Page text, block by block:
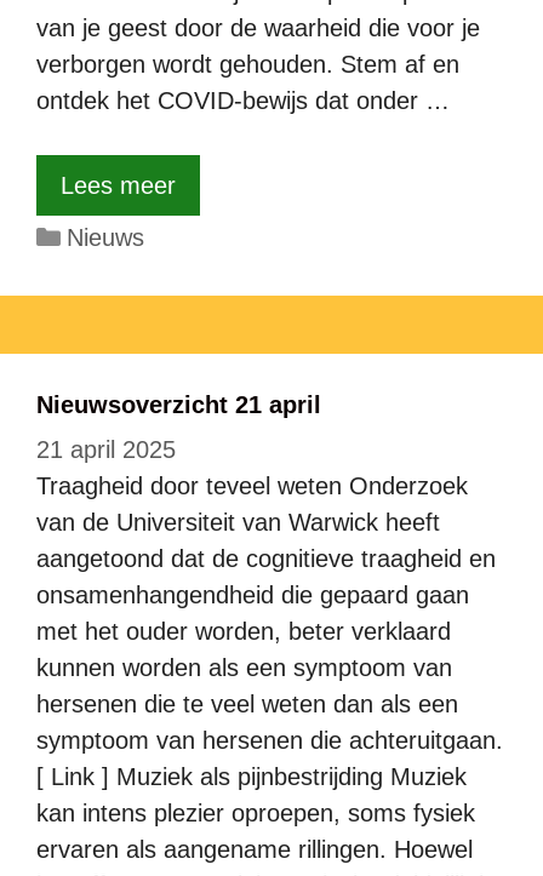
van je geest door de waarheid die voor je
verborgen wordt gehouden. Stem af en
ontdek het COVID-bewijs dat onder …
Lees meer
Categorieën
Nieuws
Nieuwsoverzicht 21 april
21 april 2025
Traagheid door teveel weten Onderzoek
van de Universiteit van Warwick heeft
aangetoond dat de cognitieve traagheid en
onsamenhangendheid die gepaard gaan
met het ouder worden, beter verklaard
kunnen worden als een symptoom van
hersenen die te veel weten dan als een
symptoom van hersenen die achteruitgaan.
[ Link ] Muziek als pijnbestrijding Muziek
kan intens plezier oproepen, soms fysiek
ervaren als aangename rillingen. Hoewel